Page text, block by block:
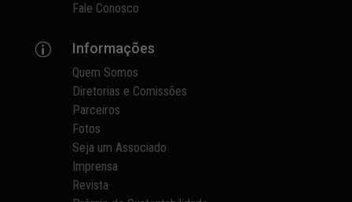
Fale Conosco
p Informações
Quem Somos
Diretorias e Comissões
Parceiros
Fotos
Seja um Associado
Imprensa
Revista